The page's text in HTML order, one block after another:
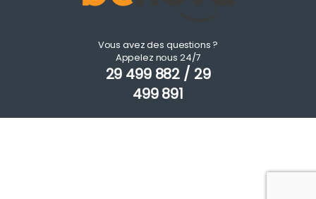
Vous avez des questions ?
Appelez nous 24/7
29 499 882 / 29
499 891